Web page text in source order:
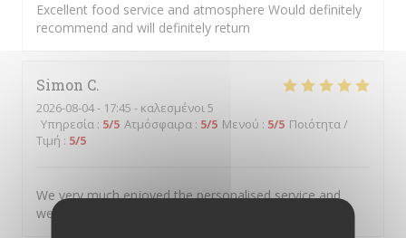
Excellent food service and atmosphere Would definitely
recommend and will definitely return
Simon C
2026-08-04- 17:45 - καλεσμένοι 5
Υπηρεσία : 5/5 Ατμόσφαιρα : 5/5 Μενού : 5/5 Ποιότητα /
Τιμή : 5/5
We very much enjoyed the personalised service and
welcoming atmosphere.